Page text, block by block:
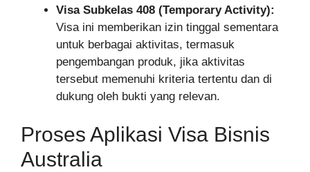
Visa Subkelas 408 (Temporary Activity):
Visa ini memberikan izin tinggal sementara
untuk berbagai aktivitas, termasuk
pengembangan produk, jika aktivitas
tersebut memenuhi kriteria tertentu dan di
dukung oleh bukti yang relevan.
Proses Aplikasi Visa Bisnis
Australia